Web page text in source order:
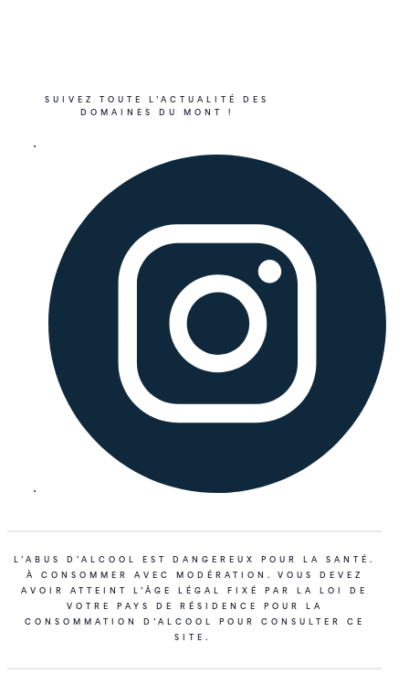
SUIVEZ TOUTE L’ACTUALITÉ DES
DOMAINES DU MONT !
L’ABUS D’ALCOOL EST DANGEREUX POUR LA SANTÉ.
À CONSOMMER AVEC MODÉRATION. VOUS DEVEZ
AVOIR ATTEINT L’ÂGE LÉGAL FIXÉ PAR LA LOI DE
VOTRE PAYS DE RÉSIDENCE POUR LA
CONSOMMATION D’ALCOOL POUR CONSULTER CE
SITE.